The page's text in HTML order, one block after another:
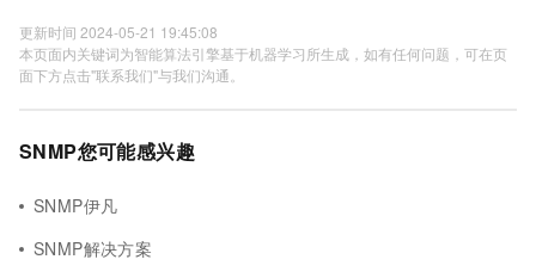
更新时间 2024-05-21 19:45:08
本页面内关键词为智能算法引擎基于机器学习所生成，如有任何问题，可在页
面下方点击"联系我们"与我们沟通。
SNMP您可能感兴趣
SNMP伊凡
SNMP解决方案